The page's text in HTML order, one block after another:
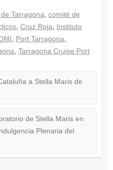
Tarragona comité de
, Cruz Roja
Instituto
Port Tarragona
Tarragona Cruise Port
a Stella Maris de
de Stella Maris en
Plenaria del